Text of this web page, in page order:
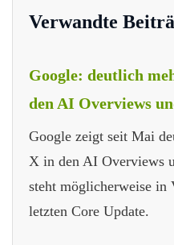
Verwandte
Google: deutlich
den AI Overviews
Google zeigt seit Mai
X in den AI Overviews
steht möglicherweise in
letzten Core Update.